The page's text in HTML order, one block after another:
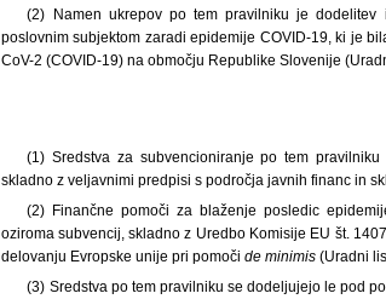
(2) Namen ukrepov po tem pravilniku je dodelitev
poslovnim subjektom zaradi epidemije COVID-19, ki je
CoV-2 (COVID-19) na območju Republike Slovenije
(1) Sredstva za subvencioniranje po tem
skladno z veljavnimi predpisi s področja javnih financ in
(2) Finančne pomoči za blaženje posledic
oziroma subvencij, skladno z Uredbo Komisije EU št.
delovanju Evropske unije pri pomoči de minimis(Uradni
(3) Sredstva po tem pravilniku se dodeljujejo le pod